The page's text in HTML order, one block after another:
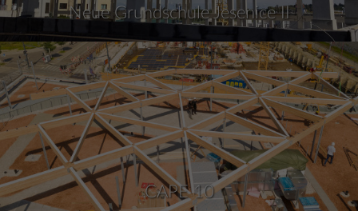
Neue Grundschule Jesenice II
CAPE 10